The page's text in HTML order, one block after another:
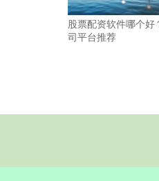
股票配资软件哪个好
司平台推荐